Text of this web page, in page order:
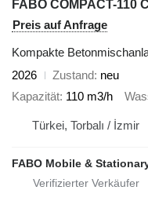
Preis auf Anfrage
Kompakte
2026
Zustand neu
Kapazität 110 m3/h
Türkei, Torbalı / İzmir